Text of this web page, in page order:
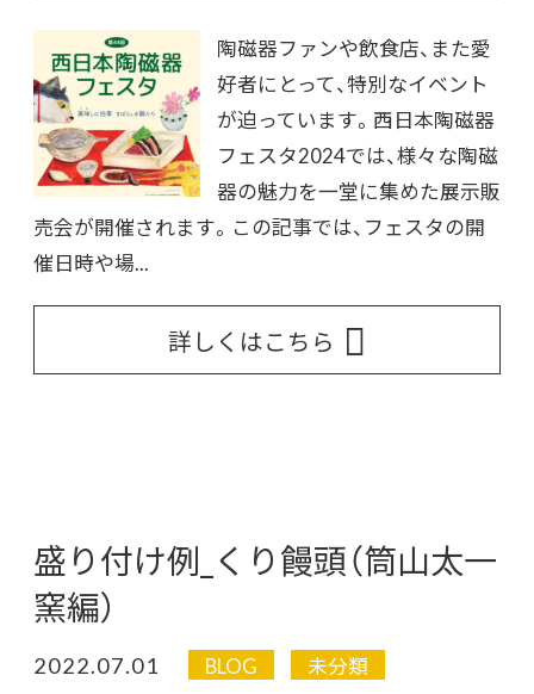
陶磁器ファンや飲食店、また愛
好者にとって、特別なイベント
が迫っています。西日本陶磁器
フェスタ2024では、様々な陶磁
器の魅力を一堂に集めた展示販
売会が開催されます。この記事では、フェスタの開
催日時や場...
詳しくはこちら
盛り付け例_くり饅頭（筒山太一
窯編）
2022.07.01 BLOG 未分類